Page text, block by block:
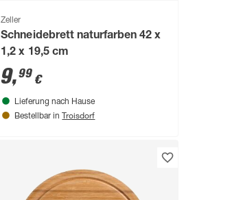
Zeller
Schneidebrett naturfarben 42 x
1,2 x 19,5 cm
9,99 €
Lieferung nach Hause
Bestellbar in Troisdorf